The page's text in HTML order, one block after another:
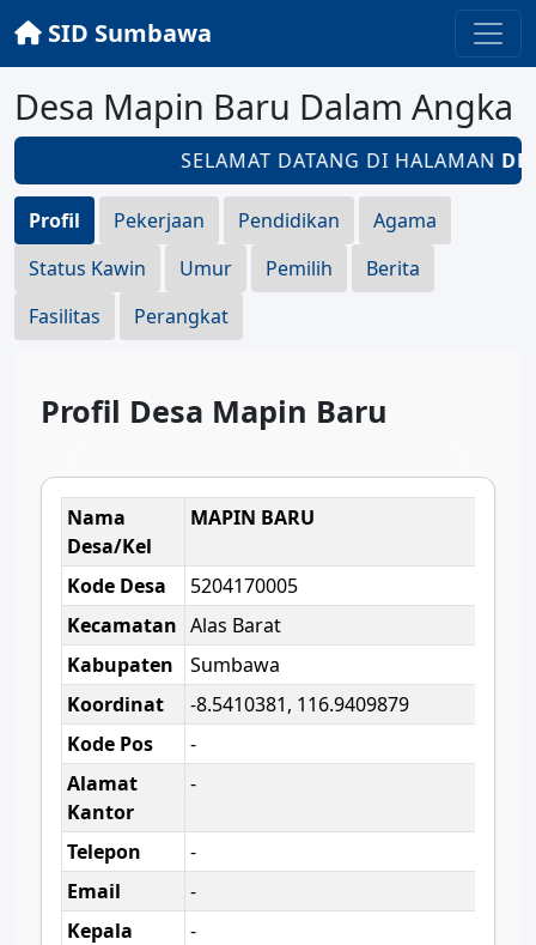
SID Sumbawa
Desa Mapin Baru Dalam Angka
SELAMAT DATANG DI HALAMAN
Profil Pekerjaan Pendidikan
Agama
Status Kawin
Umur Pemilih
Berita
Fasilitas
Perangkat
Profil Desa Mapin Baru
Nama
Desa/Kel
MAPIN BARU
Kode Desa
5204170005
Kecamatan Alas Barat
Kabupaten
Sumbawa
Koordinat
-8.5410381, 116.9409879
Kode Pos
-
Alamat
Kantor
-
Telepon
-
Email
-
Kepala
-